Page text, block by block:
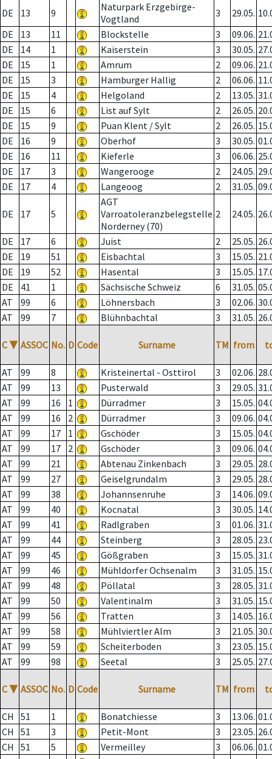
DE 13 9
Naturpark Erzgebirge-
Vogtland
3 29.05.
DE
13 11 Blockstelle 3 09.06.
DE
14 1 Kaiserstein 3 30.05.
DE
15 1 Amrum 2 09.06.
DE
15 3 Hamburger Hallig 2 06.06.
DE
15 4 Helgoland 2 13.05.
DE
15 6 List auf Sylt 2 26.05.
DE
15 9 Puan Klent / Sylt 2 26.05.
DE
16 9 Oberhof 3 30.05.
DE
16 11 Kieferle 3 06.06.
DE
17 3 Wangerooge 2 24.05.
DE
17 4 Langeoog 2 31.05.
DE 17 5
AGT
Varroatoleranzbelegstelle
Norderney (70)
2 24.05.
DE 17 6 Juist 2 25.05.
DE
19 51 Eisbachtal 3 15.05.
DE
19 52 Hasental 3 15.05.
DE
41 1 Sächsische Schweiz 6 31.05.
AT
99 6 Löhnersbach 3 02.06.
AT
99 7 Blühnbachtal 3 31.05.
C ▼ ASSOC No. D Code Surname TM from
AT 99 8 Kristeinertal - Osttirol 3 02.06.
AT
99 13 Pusterwald 3 29.05.
AT
99 16 1 Dürradmer 3 15.05.
AT
99 16 2 Dürradmer 3 09.06.
AT
99 17 1 Gschöder 3 15.05.
AT
99 17 2 Gschöder 3 09.06.
AT
99 21 Abtenau Zinkenbach 3 29.05.
AT
99 27 Geiselgrundalm 3 29.05.
AT
99 38 Johannsenruhe 3 14.06.
AT
99 40 Kocnatal 3 30.05.
AT
99 41 Radlgraben 3 01.06.
AT
99 44 Steinberg 3 28.05.
AT
99 45 Gößgraben 3 15.05.
AT
99 46 Mühldorfer Ochsenalm 3 31.05.
AT
99 48 Pöllatal 3 28.05.
AT
99 50 Valentinalm 3 31.05.
AT
99 56 Tratten 3 14.05.
AT
99 58 Mühlviertler Alm 3 21.05.
AT
99 59 Scheiterboden 3 23.05.
AT
99 98 Seetal 3 25.05.
C ▼ ASSOC No. D Code Surname TM from
CH 51 1 Bonatchiesse 3 13.06.
CH
51 3 Petit-Mont 3 23.05.
CH
51 5 Vermeilley 3 06.06.